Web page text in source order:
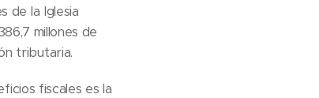
de la Iglesia
millones de
tributaria.
fiscales es la